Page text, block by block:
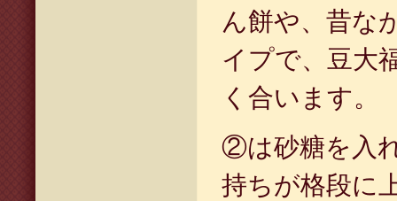
ん餅や、昔な
イプで、豆大
く合います。
②は砂糖を入
持ちが格段に